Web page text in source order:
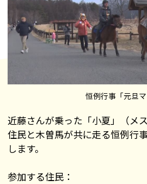
恒例行事「元旦マ
近藤さんが乗った「小夏」（メ
住民と木曽馬が共に走る恒例行
します。
参加する住民：